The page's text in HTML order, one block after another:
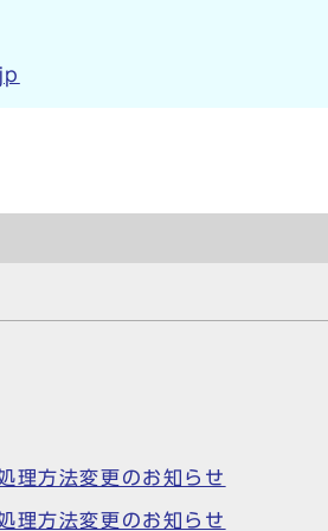
理方法変更のお知らせ
理方法変更のお知らせ